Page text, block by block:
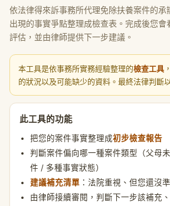
依法律得來訴事務所代理免除扶養案件的承
出現的事實爭點整理成檢查表。完成後您
評估，並由律師提供下一步建議。
本工具是依事務所實務經驗整理的檢查工具
的狀況以及可能缺少的資料。最終法律判斷
此工具的功能
把您的案件事實整理成初步檢查報告
判斷案件偏向哪一種案件類型（父母
件 / 多種事實狀態）
建議補充清單 ：法院重視、但您還沒
由律師接續審閱，判斷下一步該補充